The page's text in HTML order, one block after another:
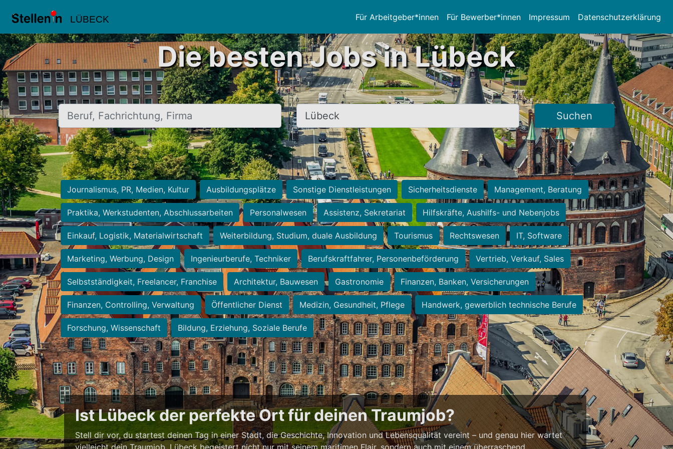
LÜBECK Für Arbeitgeber*innen Für Bewerber*innen Impressum Datenschutzerklärung
Die besten Jobs in Lübeck
Beruf, Fachrichtung, Firma Ort, Stadt Suchen
Journalismus, PR, Medien, Kultur Ausbildungsplätze Sonstige Dienstleistungen Sicherheitsdienste Management, Beratung
Praktika, Werkstudenten, Abschlussarbeiten Personalwesen Assistenz, Sekretariat Hilfskräfte, Aushilfs- und Nebenjobs
Einkauf, Logistik, Materialwirtschaft Weiterbildung, Studium, duale Ausbildung Tourismus Rechtswesen IT, Software
Marketing, Werbung, Design Ingenieurberufe, Techniker Berufskraftfahrer, Personenbeförderung Vertrieb, Verkauf, Sales
Selbstständigkeit, Freelancer, Franchise Architektur, Bauwesen Gastronomie Finanzen, Banken, Versicherungen
Finanzen, Controlling, Verwaltung Öffentlicher Dienst Medizin, Gesundheit, Pflege Handwerk, gewerblich technische Berufe
Forschung, Wissenschaft Bildung, Erziehung, Soziale Berufe
Ist Lübeck der perfekte Ort für deinen Traumjob?
Stell dir vor, du startest deinen Tag in einer Stadt, die Geschichte, Innovation und Lebensqualität vereint – und genau hier wartet